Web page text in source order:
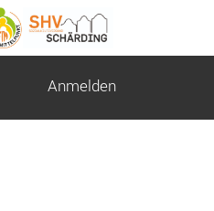
Anmelden